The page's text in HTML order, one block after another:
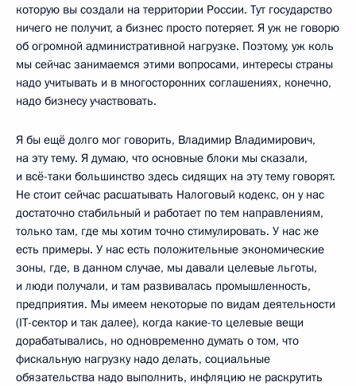
которую вы создали на территории России. Тут государство
ничего не получит, а бизнес просто потеряет. Я уж не говорю
об огромной административной нагрузке. Поэтому, уж коль
мы сейчас занимаемся этими вопросами, интересы страны
надо учитывать и в многосторонних соглашениях, конечно,
надо бизнесу участвовать.
Я бы ещё долго мог говорить, Владимир Владимирович,
на эту тему. Я думаю, что основные блоки мы сказали,
и всё-таки большинство здесь сидящих на эту тему говорят.
Не стоит сейчас расшатывать Налоговый кодекс, он у нас
достаточно стабильный и работает по тем направлениям,
только там, где мы хотим точно стимулировать. У нас же
есть примеры. У нас есть положительные экономические
зоны, где, в данном случае, мы давали целевые льготы,
и люди получали, и там развивалась промышленность,
предприятия. Мы имеем некоторые по видам деятельности
(IT-сектор и так далее), когда какие-то целевые вещи
дорабатывались, но одновременно думать о том, что
фискальную нагрузку надо делать, социальные
обязательства надо выполнить, инфляцию не раскрутить